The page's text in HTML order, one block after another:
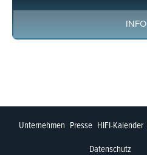
INFO
Unternehmen Presse HIFI-Kalender
Datenschutz